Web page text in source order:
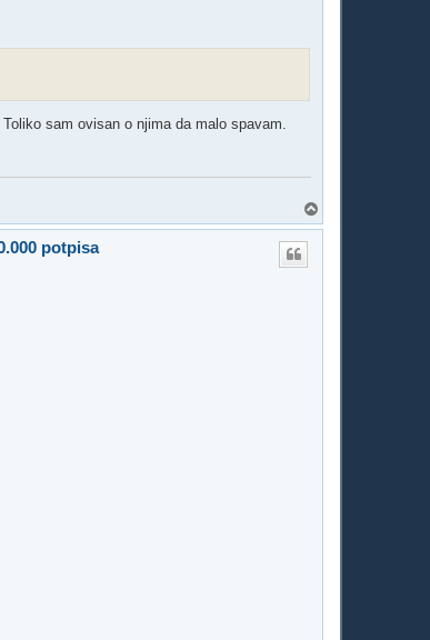
sam ovisan o njima da malo spavam.
o
potpisa